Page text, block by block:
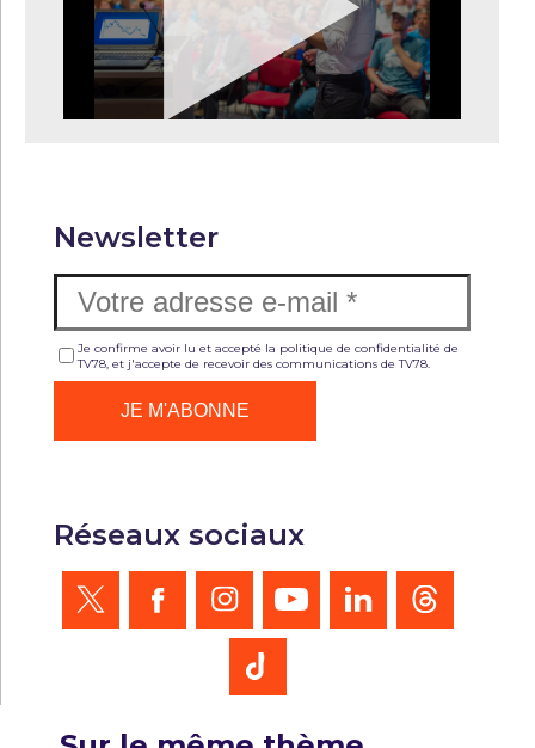
Newsletter
Je confirme avoir lu et accepté la politique de confidentialité de
TV78, et j'accepte de recevoir des communications de TV78.
Réseaux sociaux